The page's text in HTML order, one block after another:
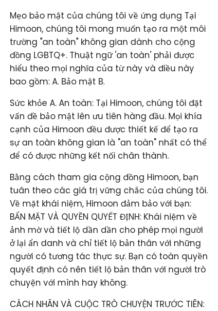
Mẹo bảo mật của chúng tôi về ứng dụng Tại
Himoon, chúng tôi mong muốn tạo ra một môi
trường "an toàn" không gian dành cho cộng
đồng LGBTQ+. Thuật ngữ 'an toàn' phải được
hiểu theo mọi nghĩa của từ này và điều này
bao gồm: A. Bảo mật B.
Sức khỏe A. An toàn: Tại Himoon, chúng tôi đặt
vấn đề bảo mật lên ưu tiên hàng đầu. Mọi khía
cạnh của Himoon đều được thiết kế để tạo ra
sự an toàn không gian là "an toàn" nhất có thể
để có được những kết nối chân thành.
Bằng cách tham gia cộng đồng Himoon, bạn
tuân theo các giá trị vững chắc của chúng tôi.
Về mặt khái niệm, Himoon đảm bảo với bạn:
BẨN MẶT VÀ QUYỀN QUYẾT ĐỊNH: Khái niệm về
ảnh mờ và tiết lộ dần dần cho phép mọi người
ở lại ẩn danh và chỉ tiết lộ bản thân với những
người có tương tác thực sự. Bạn có toàn quyền
quyết định có nên tiết lộ bản thân với người trò
chuyện với mình hay không.
CÁCH NHÂN VÀ CUỘC TRÒ CHUYỆN TRƯỚC TIÊN: